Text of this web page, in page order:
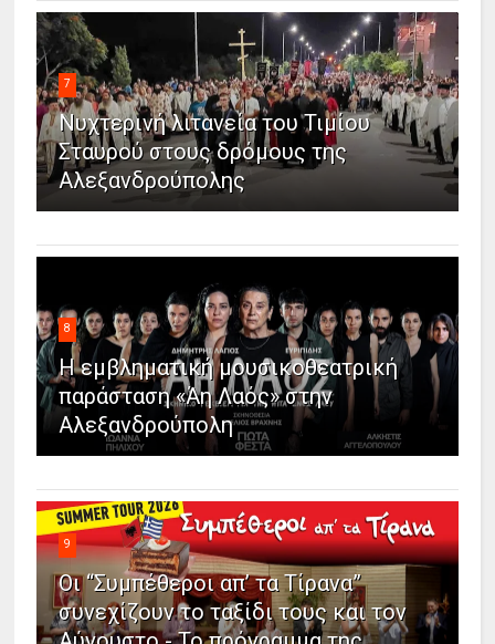
7
Νυχτερινή λιτανεία του Τιμίου
Σταυρού στους δρόμους της
Αλεξανδρούπολης
8
Η εμβληματική μουσικοθεατρική
παράσταση «Άη Λαός» στην
Αλεξανδρούπολη
9
Οι “Συμπέθεροι απ’ τα Τίρανα”
συνεχίζουν το ταξίδι τους και τον